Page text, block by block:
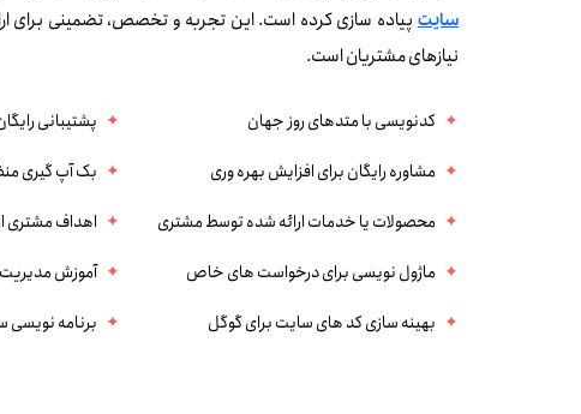
سایت پیاده سازی کرده است. این تجربه و تخصص، تضمینی برای
نیازهای مشتریان است.
کدنویسی با متدهای روز جهان
پشتیبانی
مشاوره رایگان برای افزایش بهره وری
بک آپ گیری
محصولات یا خدمات ارائه شده توسط مشتری
اهداف مشتری
ماژول نویسی برای درخواست های خاص
آموزش
بهینه سازی کد های سایت برای گوگل
برنامه نویسی